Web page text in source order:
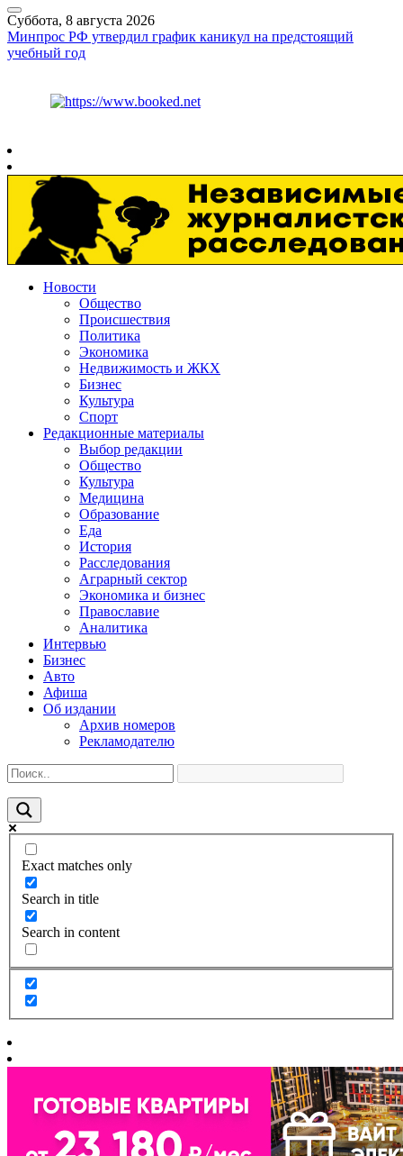
Суббота, 8 августа 2026
Минпрос РФ утвердил график каникул на предстоящий
учебный год
Новости
Общество
Происшествия
Политика
Экономика
Недвижимость и ЖКХ
Бизнес
Культура
Спорт
Редакционные материалы
Выбор редакции
Общество
Культура
Медицина
Образование
Еда
История
Расследования
Аграрный сектор
Экономика и бизнес
Православие
Аналитика
Интервью
Бизнес
Авто
Афиша
Об издании
Архив номеров
Рекламодателю
Exact matches only
Search in title
Search in content